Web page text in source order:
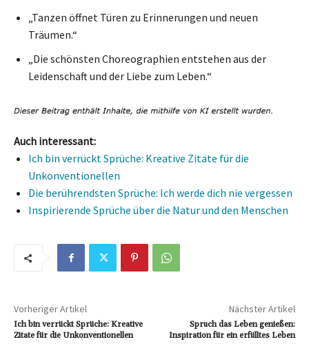
„Tanzen öffnet Türen zu Erinnerungen und neuen
Träumen.“
„Die schönsten Choreographien entstehen aus der
Leidenschaft und der Liebe zum Leben.“
Auch interessant:
Ich bin verrückt Sprüche: Kreative Zitate für die
Unkonventionellen
Die berührendsten Sprüche: Ich werde dich nie vergessen
Inspirierende Sprüche über die Natur und den Menschen
Vorheriger Artikel
Ich bin verrückt Sprüche: Kreative
Zitate für die Unkonventionellen
Nächster Artikel
Spruch das Leben genießen:
Inspiration für ein erfülltes Leben